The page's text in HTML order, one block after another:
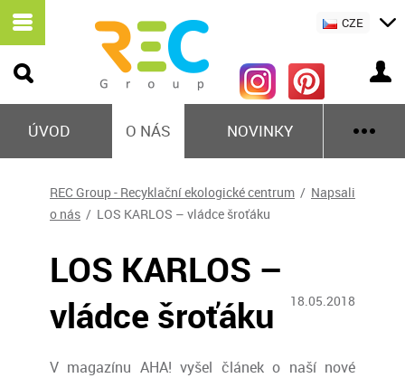
ÚVOD O NÁS NOVINKY
CZE
REC Group - Recyklační ekologické centrum / Napsali
o nás / LOS KARLOS – vládce šroťáku
LOS KARLOS –
vládce šroťáku
18.05.2018
V magazínu AHA! vyšel článek o naší nové